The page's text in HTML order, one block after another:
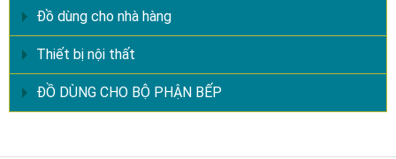
Đồ dùng cho nhà hàng
Thiết bị nội thất
ĐỒ DÙNG CHO BỘ PHẬN BẾP